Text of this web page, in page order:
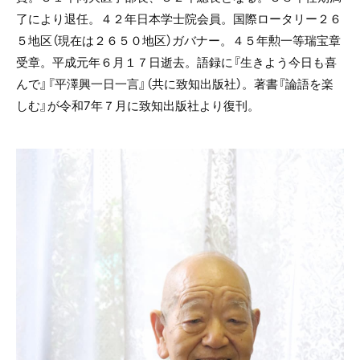
了により退任。４２年日本学士院会員。国際ロータリー２６
５地区（現在は２６５０地区）ガバナー。４５年勲一等瑞宝章
受章。平成元年６月１７日逝去。語録に『生きよう今日も喜
んで』『平澤興一日一言』（共に致知出版社）。著書『論語を楽
しむ』が令和7年７月に致知出版社より復刊。